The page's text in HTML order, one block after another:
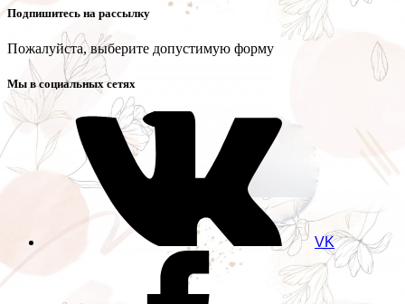
Подпишитесь на рассылку
Пожалуйста, выберите допустимую форму
Мы в социальных сетях
VK